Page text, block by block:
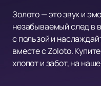
Золото — это звук и
незабываемый след в
с пользой и
вместе с Zoloto.
хлопот и забот, на